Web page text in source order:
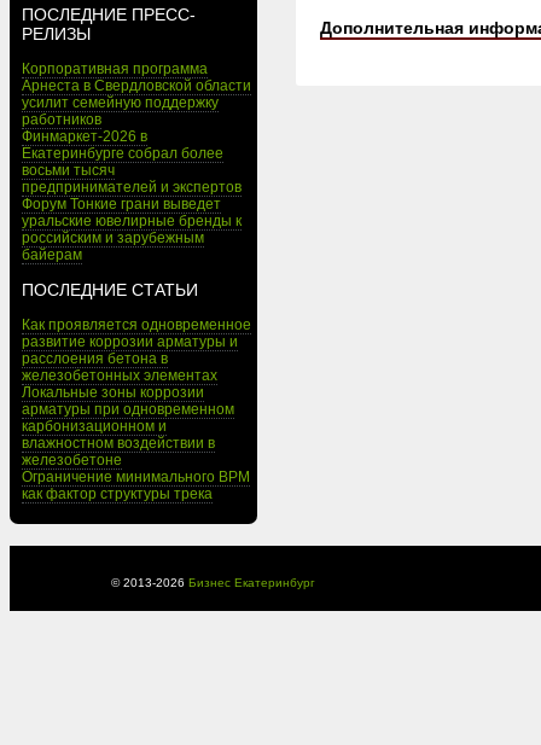
ПОСЛЕДНИЕ ПРЕСС-
РЕЛИЗЫ
Корпоративная программа
Арнеста в Свердловской области
усилит семейную поддержку
работников
Финмаркет-2026 в
Екатеринбурге собрал более
восьми тысяч
предпринимателей и экспертов
Форум Тонкие грани выведет
уральские ювелирные бренды к
российским и зарубежным
байерам
ПОСЛЕДНИЕ СТАТЬИ
Как проявляется одновременное
развитие коррозии арматуры и
расслоения бетона в
железобетонных элементах
Локальные зоны коррозии
арматуры при одновременном
карбонизационном и
влажностном воздействии в
железобетоне
Ограничение минимального BPM
как фактор структуры трека
Дополнительная
© 2013-2026 Бизнес Екатеринбург